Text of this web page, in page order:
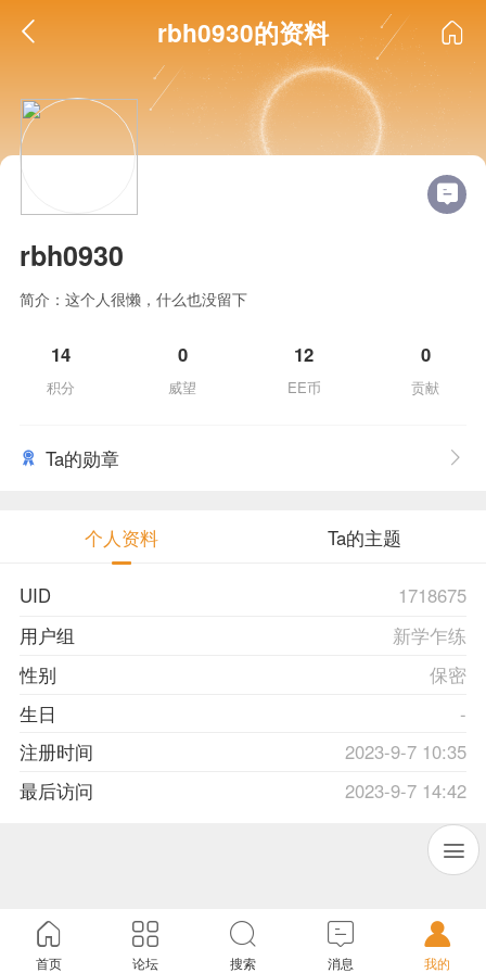
rbh0930的资料
rbh0930
简介：这个人很懒，什么也没留下
14
积分
0
威望
12
EE币
0
贡献
Ta的勋章
个人资料 Ta的主题
UID
1718675
用户组
新学乍练
性别
保密
生日
-
注册时间
2023-9-7 10:35
最后访问
2023-9-7 14:42
首页 论坛 搜索 消息 我的